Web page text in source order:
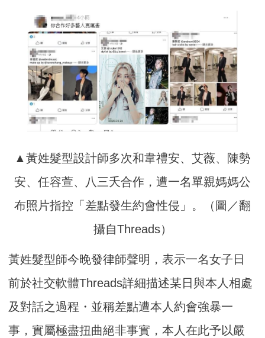
▲黃姓髮型設計師多次和韋禮安、艾薇、陳勢
安、任容萱、八三夭合作，遭一名單親媽媽公
布照片指控「差點發生約會性侵」。（圖／翻
攝自Threads）
黃姓髮型師今晚發律師聲明，表示一名女子日
前於社交軟體Threads詳細描述某日與本人相處
及對話之過程・並稱差點遭本人約會強暴一
事，實屬極盡扭曲絕非事實，本人在此予以嚴